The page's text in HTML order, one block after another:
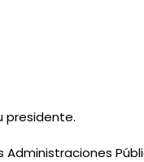
presidente.